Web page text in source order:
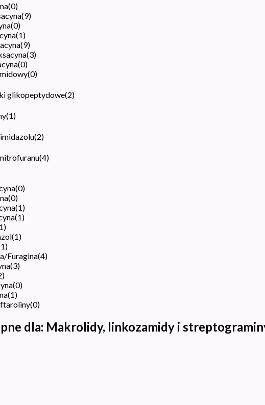
(0)
(9)
(0)
(1)
(9)
(3)
(0)
(0)
glikopeptydowe(2)
(1)
(2)
(4)
(0)
(0)
(1)
(1)
1)
(1)
1)
Furagina(4)
(3)
)
(0)
(1)
(0)
dla: Makrolidy, linkozamidy i